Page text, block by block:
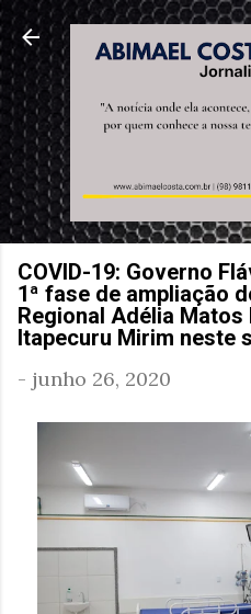
Pular para o
COVID-19: Governo
1ª fase de ampliação
Regional Adélia Matos
Itapecuru Mirim neste
- junho 26, 2020